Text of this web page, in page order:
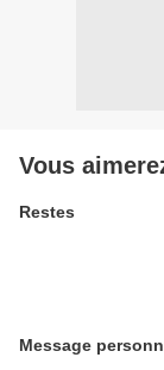
Vous
Restes
Message